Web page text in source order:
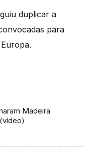
duplicar a
para
Madeira